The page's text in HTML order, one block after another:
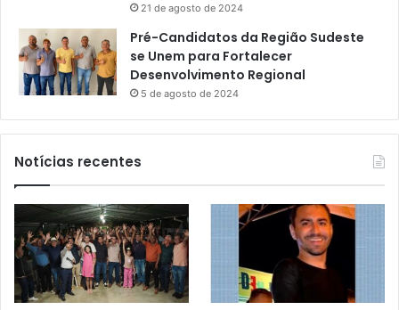
21 de agosto de 2024
Pré-Candidatos da Região Sudeste
se Unem para Fortalecer
Desenvolvimento Regional
5 de agosto de 2024
Notícias recentes